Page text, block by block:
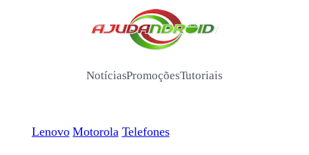
/
NotíciasPromoçõesTutoriais
Lenovo Motorola Telefones